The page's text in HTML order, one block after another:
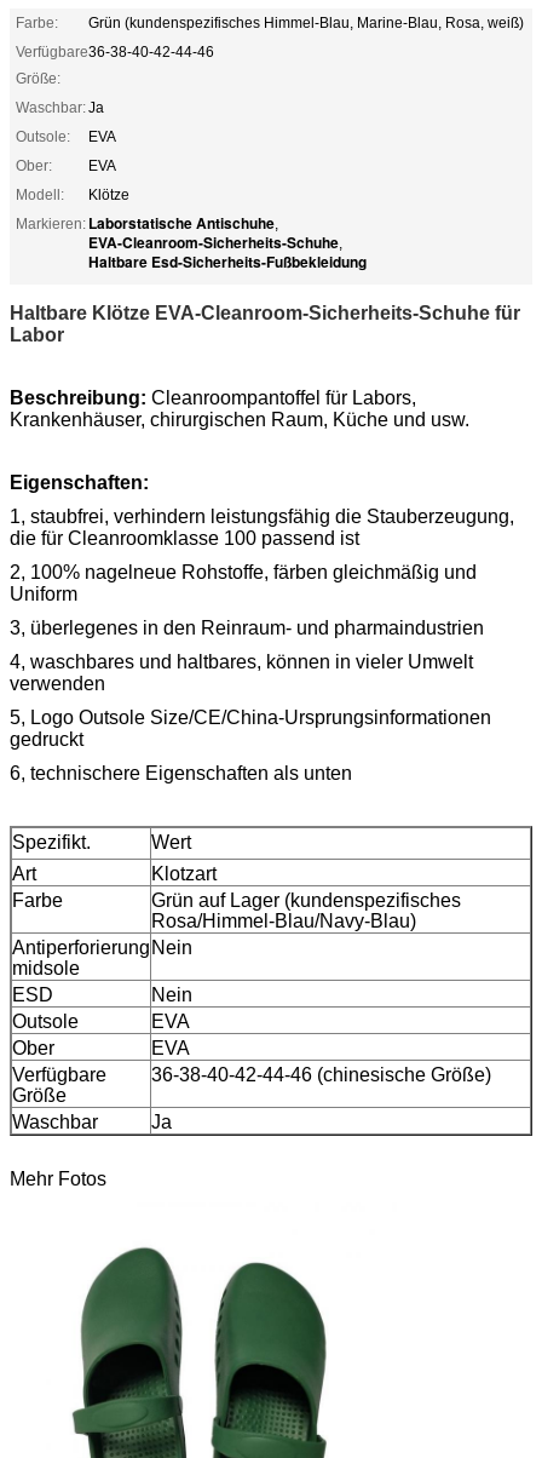
Farbe:
Grün (kundenspezifisches Himmel-Blau, Marine-Blau, Rosa, weiß)
Verfügbare
Größe:
36-38-40-42-44-46
Waschbar:Ja
Outsole:
EVA
Ober:
EVA
Modell:
Klötze
Markieren: Laborstatische Antischuhe,
EVA-Cleanroom-Sicherheits-Schuhe,
Haltbare Esd-Sicherheits-Fußbekleidung
Haltbare Klötze EVA-Cleanroom-Sicherheits-Schuhe für
Labor
Beschreibung: Cleanroompantoffel für Labors,
Krankenhäuser, chirurgischen Raum, Küche und usw.
Eigenschaften:
1, staubfrei, verhindern leistungsfähig die Stauberzeugung,
die für Cleanroomklasse 100 passend ist
2, 100% nagelneue Rohstoffe, färben gleichmäßig und
Uniform
3, überlegenes in den Reinraum- und pharmaindustrien
4, waschbares und haltbares, können in vieler Umwelt
verwenden
5, Logo Outsole Size/CE/China-Ursprungsinformationen
gedruckt
6, technischere Eigenschaften als unten
Spezifikt.
Wert
Art
Klotzart
Farbe
Grün auf Lager (kundenspezifisches
Rosa/Himmel-Blau/Navy-Blau)
Antiperforierung
midsole
Nein
ESD
Nein
Outsole
EVA
Ober
EVA
Verfügbare
Größe
36-38-40-42-44-46 (chinesische Größe)
Waschbar Ja
Mehr Fotos